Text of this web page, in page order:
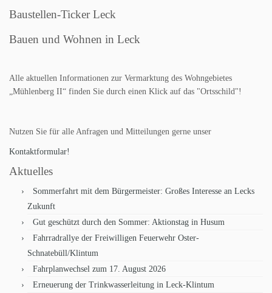
Baustellen-Ticker Leck
Bauen und Wohnen in Leck
Alle aktuellen Informationen zur Vermarktung des Wohngebietes
„Mühlenberg II“ finden Sie durch einen Klick auf das "Ortsschild"!
Nutzen Sie für alle Anfragen und Mitteilungen gerne unser
Kontaktformular!
Aktuelles
Sommerfahrt mit dem Bürgermeister: Großes Interesse an Lecks
Zukunft
Gut geschützt durch den Sommer: Aktionstag in Husum
Fahrradrallye der Freiwilligen Feuerwehr Oster-
Schnatebüll/Klintum
Fahrplanwechsel zum 17. August 2026
Erneuerung der Trinkwasserleitung in Leck-Klintum